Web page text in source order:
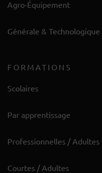
Agro-Équipement
Générale & Technologique
FORMATIONS
Scolaires
Par apprentissage
Professionnelles / Adultes
Courtes / Adultes